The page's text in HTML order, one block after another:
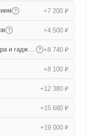
? +7 200 ₽
? +4 500 ₽
Утонченные с защитой от компьютера и гаджетов ? +8 740 ₽
+8 100 ₽
+12 380 ₽
+15 680 ₽
+19 000 ₽